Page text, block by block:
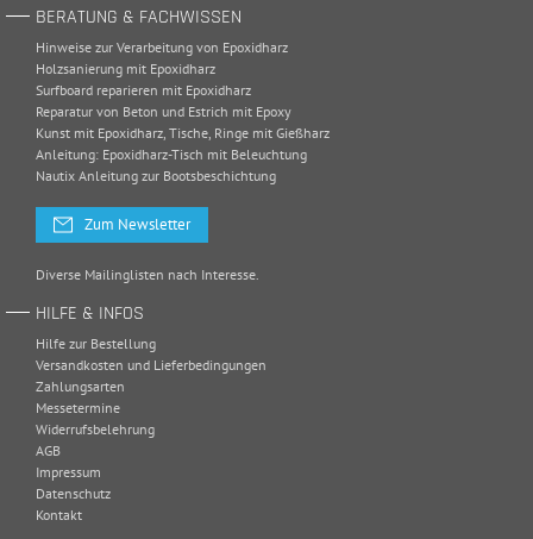
BERATUNG & FACHWISSEN
Hinweise zur Verarbeitung von Epoxidharz
Holzsanierung mit Epoxidharz
Surfboard reparieren mit Epoxidharz
Reparatur von Beton und Estrich mit Epoxy
Kunst mit Epoxidharz, Tische, Ringe mit Gießharz
Anleitung: Epoxidharz-Tisch mit Beleuchtung
Nautix Anleitung zur Bootsbeschichtung
Zum Newsletter
Diverse Mailinglisten nach Interesse.
HILFE & INFOS
Hilfe zur Bestellung
Versandkosten und Lieferbedingungen
Zahlungsarten
Messetermine
Widerrufsbelehrung
AGB
Impressum
Datenschutz
Kontakt